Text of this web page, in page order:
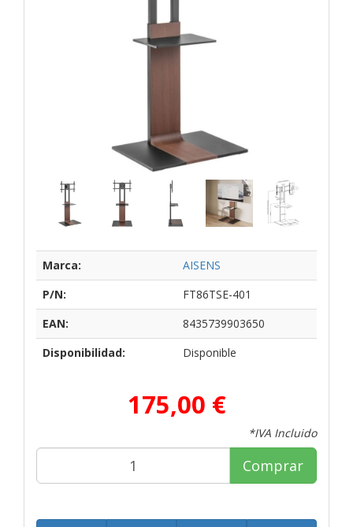
Marca:
AISENS
P/N:
FT86TSE-401
EAN:
8435739903650
Disponibilidad:
Disponible
175,00 €
*IVA Incluido
Comprar